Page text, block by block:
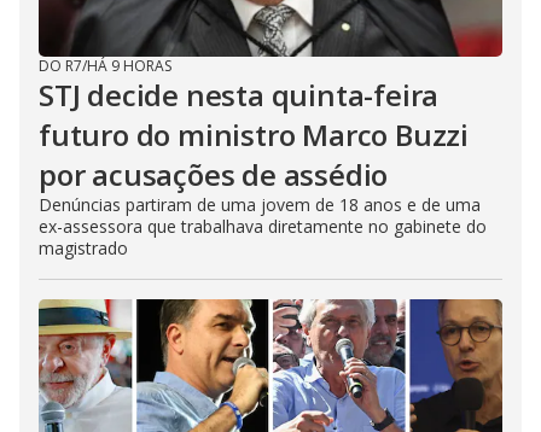
DO R7/HÁ 9 HORAS
STJ decide nesta quinta-feira
futuro do ministro Marco Buzzi
por acusações de assédio
Denúncias partiram de uma jovem de 18 anos e de uma
ex-assessora que trabalhava diretamente no gabinete do
magistrado